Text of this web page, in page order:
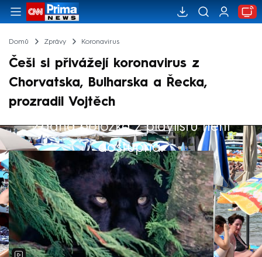
Domů Zprávy Koronavirus
Češi si přivážejí koronavirus z
Chorvatska, Bulharska a Řecka,
prozradil Vojtěch
Žádná položka z playlistu není
dostupná.
Výběr redakce